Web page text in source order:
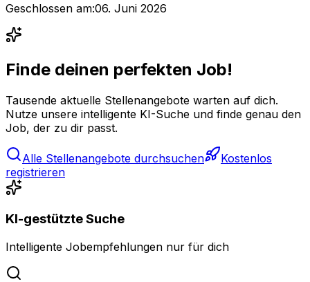
Geschlossen am:06. Juni 2026
Finde deinen perfekten Job!
Tausende aktuelle Stellenangebote warten auf dich.
Nutze unsere intelligente KI-Suche und finde genau den
Job, der zu dir passt.
Alle Stellenangebote durchsuchen
Kostenlos
registrieren
KI-gestützte Suche
Intelligente Jobempfehlungen nur für dich